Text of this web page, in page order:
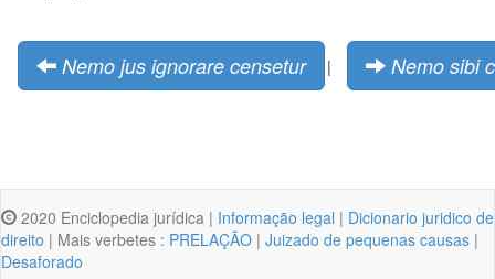
Nemo jus ignorare censetur | Nemo sibi
2020 Enciclopedia jurídica | Informação legal | Dicionario juridico de
direito | Mais verbetes : PRELAÇÃO | Juizado de pequenas causas |
Desaforado